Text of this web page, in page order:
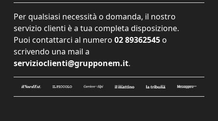
Per qualsiasi necessità o domanda, il nostro
servizio clienti è a tua completa disposizione.
Puoi contattarci al numero 02 89362545 o
scrivendo una mail a
servizioclienti@grupponem.it.